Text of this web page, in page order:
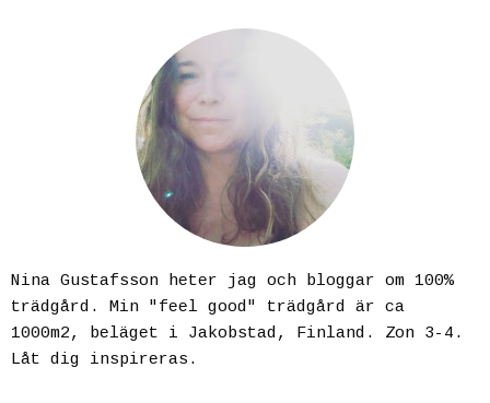
Nina Gustafsson heter jag och bloggar om 100%
trädgård. Min "feel good" trädgård är ca
1000m2, beläget i Jakobstad, Finland. Zon 3-4.
Låt dig inspireras.